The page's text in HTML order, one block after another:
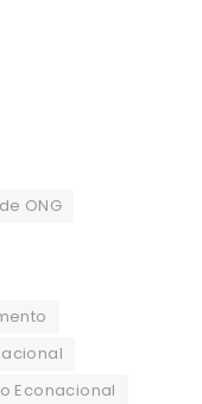
ONG
Econacional